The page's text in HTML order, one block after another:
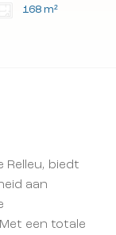
168 m²
Relleu, biedt
aan
een totale